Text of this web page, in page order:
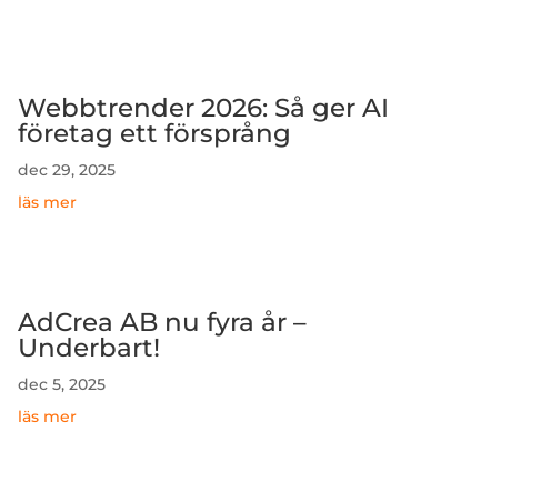
Webbtrender 2026: Så ger AI
företag ett försprång
dec 29, 2025
läs mer
AdCrea AB nu fyra år –
Underbart!
dec 5, 2025
läs mer